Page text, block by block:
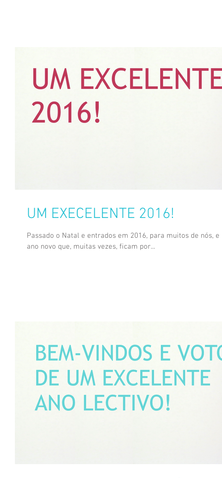
UM EXECELENTE 2016!
Passado o Natal e entrados em 2016, para muitos de nós,
ano novo que, muitas vezes, ficam por...